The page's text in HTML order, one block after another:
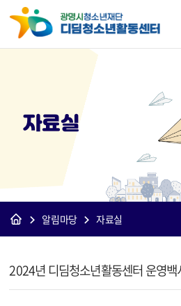
자료실
알림마당 자료실
2024년 디딤청소년활동센터 운영백